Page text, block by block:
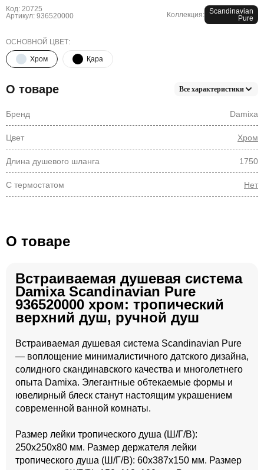
Код: 20725
Артикул: 936520000
Коллекция: Scandinavian
Pure
ОСНОВНОЙ ЦВЕТ:
Хром Қара
О товаре Все характеристики
Бренд Damixa
Цвет Хром
Длина душевого шланга 1750
С термостатом Нет
О товаре
Встраиваемая душевая система
Damixa Scandinavian Pure
936520000 хром: тропический
верхний душ, ручной душ
Встраиваемая душевая система Scandinavian Pure
— воплощение минималистичного датского дизайна,
солидного скандинавского качества и многолетнего
опыта Damixa. Элегантные обтекаемые формы и
ювелирный блеск станут настоящим украшением
современной ванной комнаты.
Размер лейки тропического душа (Ш/Г/В):
250x250x80 мм. Размер держателя лейки
тропического душа (Ш/Г/В): 60x387x150 мм. Размер